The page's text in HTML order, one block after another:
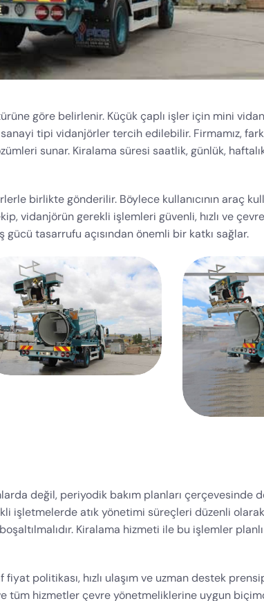
göre belirlenir. Küçük çaplı işler için mini
tipi vidanjörler tercih edilebilir. Firmamız,
sunar. Kiralama süresi saatlik, günlük,
birlikte gönderilir. Böylece kullanıcının araç
vidanjörün gerekli işlemleri güvenli, hızlı ve
tasarrufu açısından önemli bir katkı sağlar.
değil, periyodik bakım planları çerçevesinde
işletmelerde atık yönetimi süreçleri düzenli
Kiralama hizmeti ile bu işlemler
politikası, hızlı ulaşım ve uzman destek
tüm hizmetler çevre yönetmeliklerine uygun